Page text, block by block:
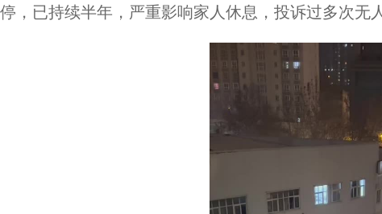
停，已持续半年，严重影响家人休息，投诉过多次无